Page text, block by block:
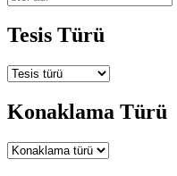
Tesis Türü
Konaklama Türü